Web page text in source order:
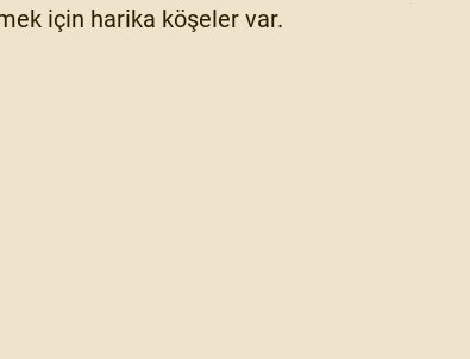
için harika köşeler var.